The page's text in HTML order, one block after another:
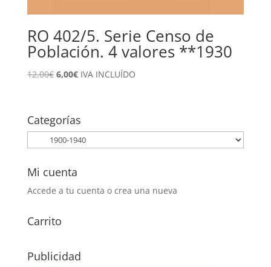
RO 402/5. Serie Censo de
Población. 4 valores **1930
12,00€ El
era:
12,00€.
6,00€El
6,00€.
IVA INCLUÍDO
Categorías
Mi cuenta
Accede a tu cuenta o crea una nueva
Carrito
Publicidad